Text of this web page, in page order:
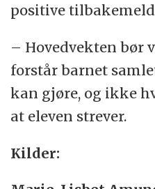
positive
– Hovedvekten bør
forstår barnet
kan gjøre, og ikke
at eleven strever.
Kilder: